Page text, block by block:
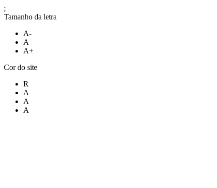
;
Tamanho da letra
A-
A
A+
Cor do site
R
A
A
A